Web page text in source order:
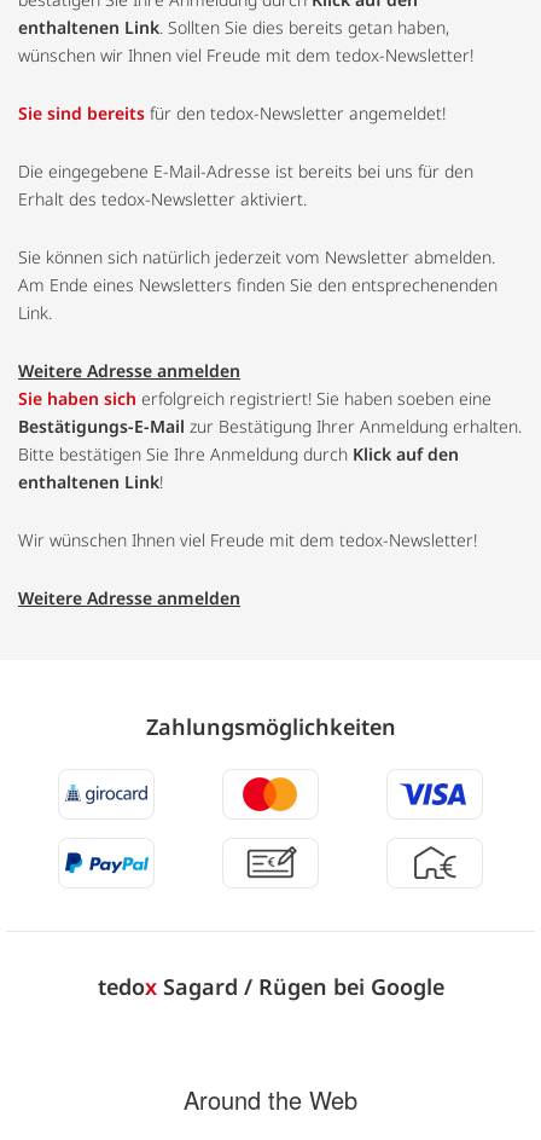
enthaltenen Link. Sollten Sie dies bereits getan haben,
wünschen wir Ihnen viel Freude mit dem tedox-Newsletter!
Sie sind bereits für den tedox-Newsletter angemeldet!
Die eingegebene E-Mail-Adresse ist bereits bei uns für den
Erhalt des tedox-Newsletter aktiviert.
Sie können sich natürlich jederzeit vom Newsletter abmelden.
Am Ende eines Newsletters finden Sie den entsprechenenden
Link.
Weitere Adresse anmelden
Sie haben sich erfolgreich registriert! Sie haben soeben eine
Bestätigungs-E-Mail zur Bestätigung Ihrer Anmeldung erhalten.
Bitte bestätigen Sie Ihre Anmeldung durch Klick auf den
enthaltenen Link!
Wir wünschen Ihnen viel Freude mit dem tedox-Newsletter!
Weitere Adresse anmelden
Zahlungs­möglich­keiten
tedoxSagard / Rügen bei Google
Around the Web